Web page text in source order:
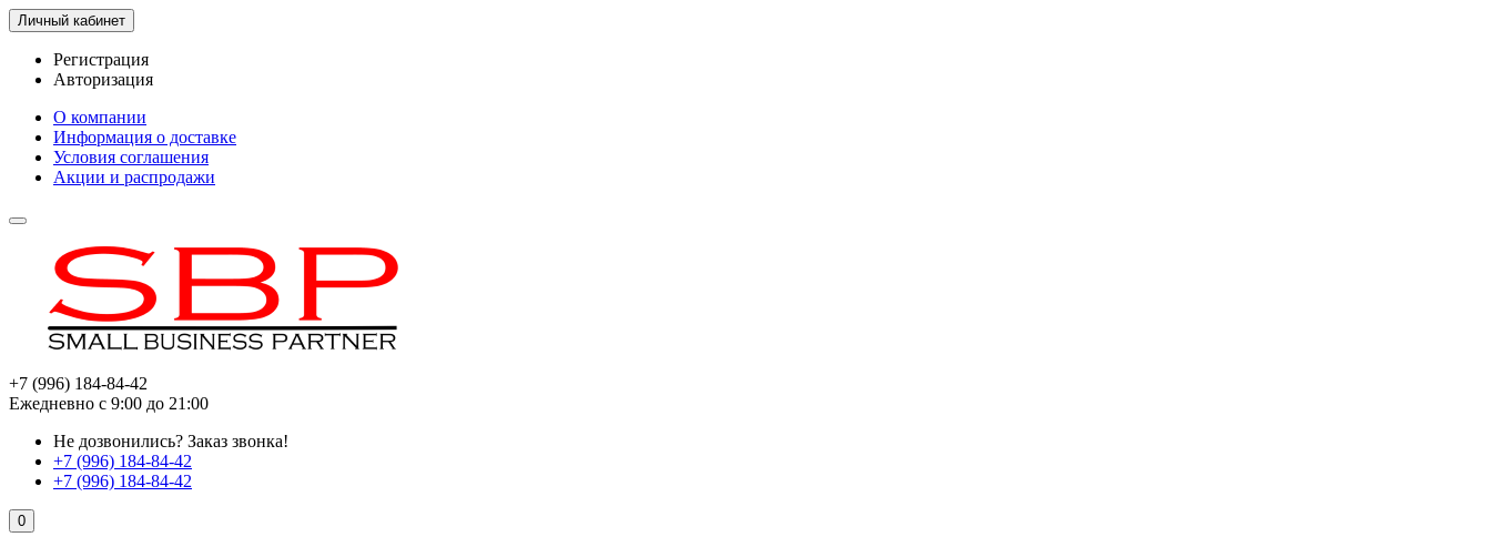
Личный кабинет
Регистрация
Авторизация
О компании
Информация о доставке
Условия соглашения
Акции и распродажи
+7 (996) 184-84-42
Ежедневно с 9:00 до 21:00
Не дозвонились? Заказ звонка!
+7 (996) 184-84-42
+7 (996) 184-84-42
0